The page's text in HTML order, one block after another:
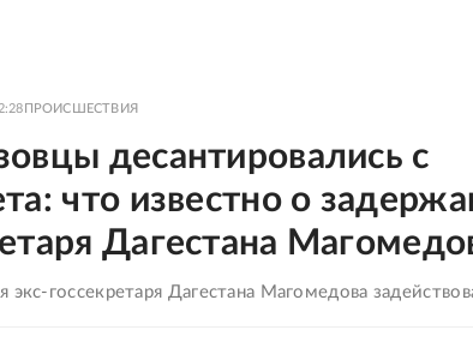
ПРОИСШЕСТВИЯ
десантировались с
что известно о
Дагестана
экс-госсекретаря Дагестана Магомедова